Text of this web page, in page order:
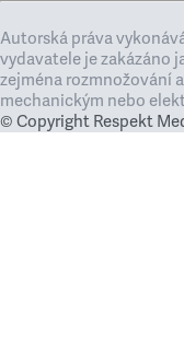
Autorská práva
vydavatele je zakázáno
zejména rozmnožování
mechanickým nebo
© Copyright Respekt